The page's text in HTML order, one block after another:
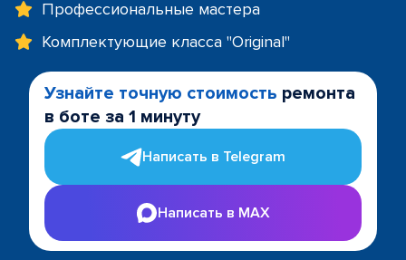
Профессиональные мастера
Комплектующие класса "Original"
Узнайте точную стоимость ремонта
в боте за 1 минуту
Написать в Telegram
Написать в MAX